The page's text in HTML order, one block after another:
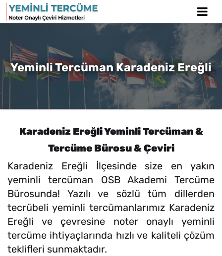
Yeminli Tercüman Karadeniz Ereğli
Karadeniz Ereğli Yeminli Tercüman &
Tercüme Bürosu & Çeviri
Karadeniz Ereğli İlçesinde size en yakın
yeminli tercüman OSB Akademi Tercüme
Bürosunda! Yazılı ve sözlü tüm dillerden
tecrübeli yeminli tercümanlarımız Karadeniz
Ereğli ve çevresine noter onaylı yeminli
tercüme ihtiyaçlarında hızlı ve kaliteli çözüm
teklifleri sunmaktadır.